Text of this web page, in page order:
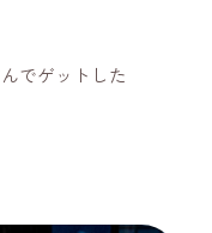
でゲットした